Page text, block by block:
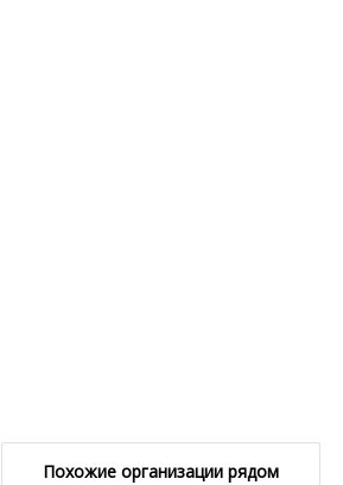
Похожие организации рядом